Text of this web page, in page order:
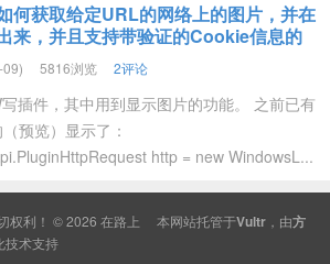
何获取给定URL的网络上的图片，并在
来，并且支持带验证的Cookie信息的
5816浏览 2评论
写插件，其中用到显示图片的功能。 之前已有
预览）显示了：
http = new WindowsL...
利！ © 2026 在路上 本网站托管于Vultr ，由方
技术支持